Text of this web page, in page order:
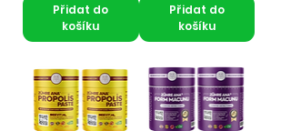
Přidat do
košíku
Přidat do
košíku